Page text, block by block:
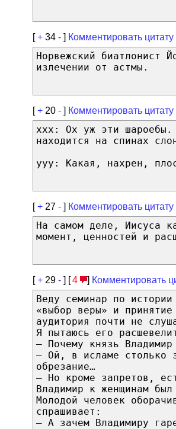
[+ 34 - ] Комментировать
Норвежский биатлонист
излечении от астмы.
[+ 20 - ] Комментировать
xxx: Ох уж эти шароебы.
находится на спинах
yyy: Какая, нахрен,
[+ 27 - ] Комментировать
На самом деле, Иисуса
момент, ценностей и
[+ 29 - ] [4 ] Комментировать
Веду семинар по
«выбор веры» и
аудитория почти не
Я пытаюсь его
– Почему князь
– Ой, в исламе столько
обрезание…
– Но кроме запретов,
Владимир к женщинам
Молодой человек
спрашивает:
– А зачем Владимиру